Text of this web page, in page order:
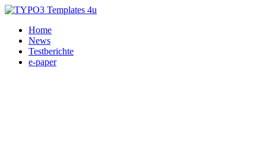
Home
News
Testberichte
e-paper